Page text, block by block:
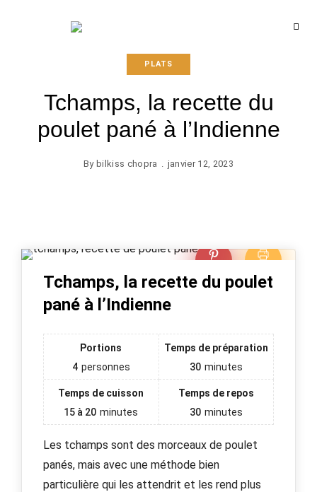
PLATS
Tchamps, la recette du
poulet pané à l’Indienne
By bilkiss chopra janvier 12, 2023
e
mer
Tchamps, la recette du poulet
pané à l’Indienne
Portions
4 personnes
Temps de préparation
30 minutes
Temps de cuisson
15 à 20 minutes
Temps de repos
30 minutes
Les tchamps sont des morceaux de poulet
panés, mais avec une méthode bien
particulière qui les attendrit et les rend plus